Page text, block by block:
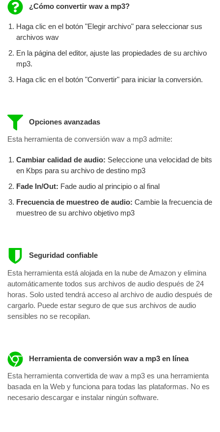
¿Cómo convertir wav a mp3?
Haga clic en el botón "Elegir archivo" para seleccionar sus
archivos wav
En la página del editor, ajuste las propiedades de su archivo
mp3.
Haga clic en el botón "Convertir" para iniciar la conversión.
Opciones avanzadas
Esta herramienta de conversión wav a mp3 admite:
Cambiar calidad de audio: Seleccione una velocidad de bits
en Kbps para su archivo de destino mp3
Fade In/Out: Fade audio al principio o al final
Frecuencia de muestreo de audio: Cambie la frecuencia de
muestreo de su archivo objetivo mp3
Seguridad confiable
Esta herramienta está alojada en la nube de Amazon y elimina
automáticamente todos sus archivos de audio después de 24
horas. Solo usted tendrá acceso al archivo de audio después de
cargarlo. Puede estar seguro de que sus archivos de audio
sensibles no se recopilan.
Herramienta de conversión wav a mp3 en línea
Esta herramienta convertida de wav a mp3 es una herramienta
basada en la Web y funciona para todas las plataformas. No es
necesario descargar e instalar ningún software.